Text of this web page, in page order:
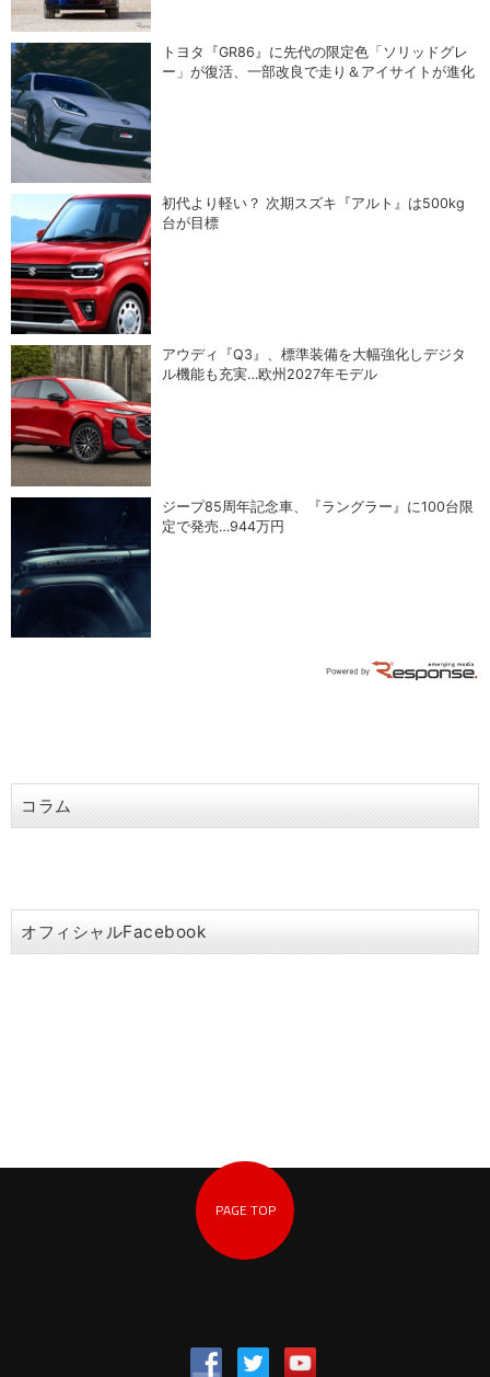
トヨタ『GR86』に先代の限定色「ソリッドグレ
ー」が復活、一部改良で走り＆アイサイトが進化
初代より軽い？ 次期スズキ『アルト』は500kg
台が目標
アウディ『Q3』、標準装備を大幅強化しデジタ
ル機能も充実…欧州2027年モデル
ジープ85周年記念車、『ラングラー』に100台限
定で発売…944万円
コラム
オフィシャルFacebook
PAGE TOP